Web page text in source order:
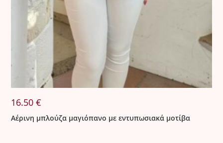
16.50€
Αέρινη μπλούζα μαγιόπανο με εντυπωσιακά μοτίβα